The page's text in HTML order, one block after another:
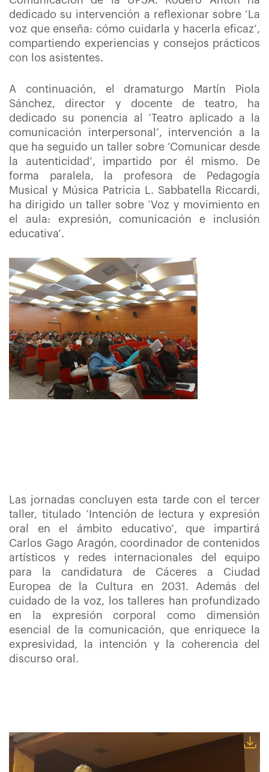
dedicado su intervención a reflexionar sobre ‘La
voz que enseña: cómo cuidarla y hacerla eficaz’,
compartiendo experiencias y consejos prácticos
con los asistentes.
A continuación, el dramaturgo Martín Piola
Sánchez, director y docente de teatro, ha
dedicado su ponencia al ‘Teatro aplicado a la
comunicación interpersonal’, intervención a la
que ha seguido un taller sobre ‘Comunicar desde
la autenticidad’, impartido por él mismo. De
forma paralela, la profesora de Pedagogía
Musical y Música Patricia L. Sabbatella Riccardi,
ha dirigido un taller sobre ‘Voz y movimiento en
el aula: expresión, comunicación e inclusión
educativa’.
Las jornadas concluyen esta tarde con el tercer
taller, titulado ‘Intención de lectura y expresión
oral en el ámbito educativo’, que impartirá
Carlos Gago Aragón, coordinador de contenidos
artísticos y redes internacionales del equipo
para la candidatura de Cáceres a Ciudad
Europea de la Cultura en 2031. Además del
cuidado de la voz, los talleres han profundizado
en la expresión corporal como dimensión
esencial de la comunicación, que enriquece la
expresividad, la intención y la coherencia del
discurso oral.